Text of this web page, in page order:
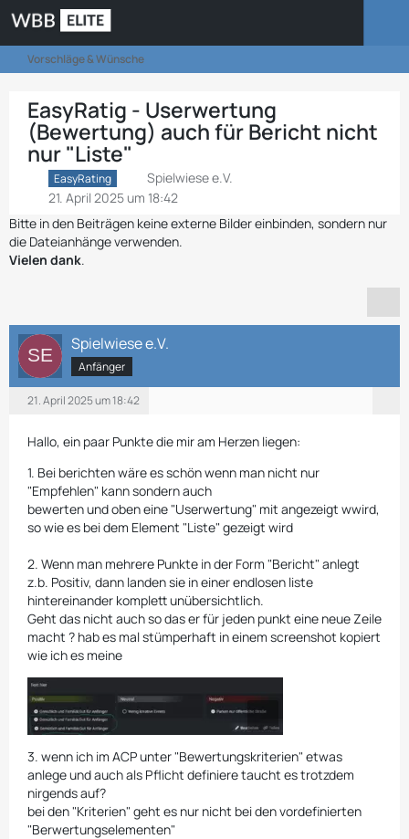
Vorschläge & Wünsche
EasyRatig - Userwertung
(Bewertung) auch für Bericht nicht
nur "Liste"
EasyRating
Spielwiese e.V.
21. April 2025 um 18:42
Bitte in den Beiträgen keine externe Bilder einbinden, sondern nur
die Dateianhänge verwenden.
Vielen dank.
Spielwiese e.V.
Anfänger
21. April 2025 um 18:42
Hallo, ein paar Punkte die mir am Herzen liegen:
1. Bei berichten wäre es schön wenn man nicht nur
"Empfehlen" kann sondern auch
bewerten und oben eine "Userwertung" mit angezeigt wwird,
so wie es bei dem Element "Liste" gezeigt wird
2. Wenn man mehrere Punkte in der Form "Bericht" anlegt
z.b. Positiv, dann landen sie in einer endlosen liste
hintereinander komplett unübersichtlich.
Geht das nicht auch so das er für jeden punkt eine neue Zeile
macht ? hab es mal stümperhaft in einem screenshot kopiert
wie ich es meine
3. wenn ich im ACP unter "Bewertungskriterien" etwas
anlege und auch als Pflicht definiere taucht es trotzdem
nirgends auf?
bei den "Kriterien" geht es nur nicht bei den vordefinierten
"Berwertungselementen"